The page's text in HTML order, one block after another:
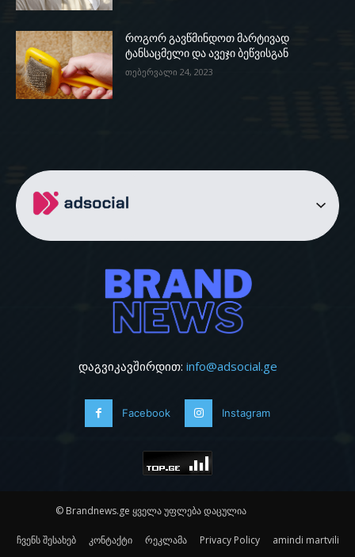
როგორ გავწმინდოთ მარტივად
ტანსაცმელი და ავეჯი ბეწვისგან
თებერვალი 24, 2023
დაგვიკავშირდით: info@adsocial.ge
Facebook Instagram
© Brandnews.ge ყველა უფლება დაცულია
ჩვენს შესახებ კონტაქტი რეკლამა Privacy Policy amindi martvili